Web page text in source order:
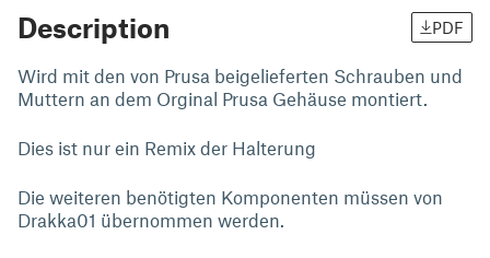
Description PDF
Wird mit den von Prusa beigelieferten Schrauben und
Muttern an dem Orginal Prusa Gehäuse montiert.
Dies ist nur ein Remix der Halterung
Die weiteren benötigten Komponenten müssen von
Drakka01 übernommen werden.